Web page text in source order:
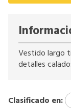
Vestido largo
detalles
Clasificado en: